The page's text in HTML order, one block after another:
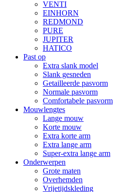
VENTI
EINHORN
REDMOND
PURE
JUPITER
HATICO
Past op
Extra slank model
Slank gesneden
Getailleerde pasvorm
Normale pasvorm
Comfortabele pasvorm
Mouwlengtes
Lange mouw
Korte mouw
Extra korte arm
Extra lange arm
Super-extra lange arm
Onderwerpen
Grote maten
Overhemden
Vrijetijdskleding